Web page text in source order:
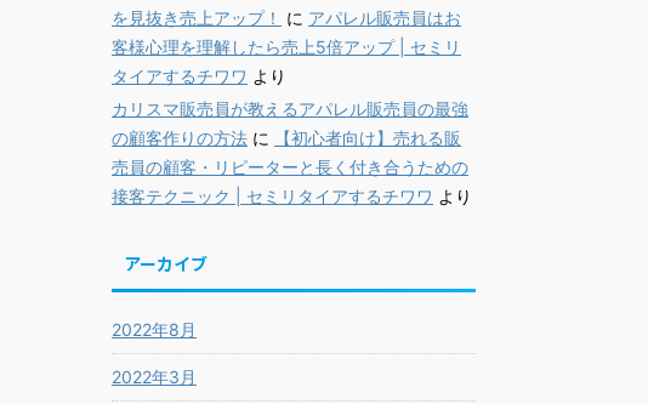
を見抜き売上アップ！
に アパレル販売員はお
客様心理を理解したら売上5倍アップ | セミリ
タイアするチワワ より
カリスマ販売員が教えるアパレル販売員の最強
の顧客作りの方法 に
【初心者向け】売れる販
売員の顧客・リピーターと長く付き合うための
接客テクニック | セミリタイアするチワワ より
アーカイブ
2022年8月
2022年3月